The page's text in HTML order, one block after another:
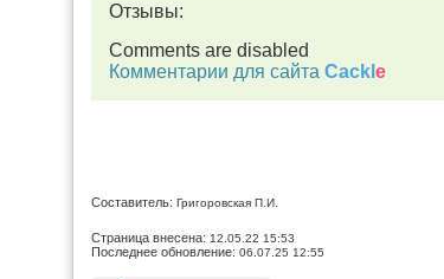
Отзывы:
Comments are disabled
Комментарии для сайта Cackl e
Составитель: Григоровская П.И.
Страница внесена: 12.05.22 15:53
Последнее обновление: 06.07.25 12:55